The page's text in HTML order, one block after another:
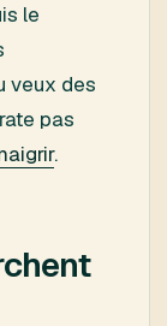
le
veux des
pas
.